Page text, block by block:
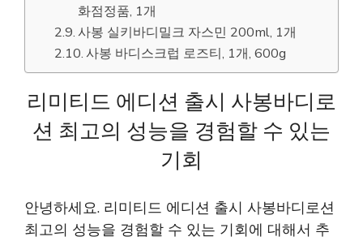
화점정품, 1개
사봉 실키바디밀크 자스민 200ml, 1개
사봉 바디스크럽 로즈티, 1개, 600g
리미티드 에디션 출시 사봉바디로
션 최고의 성능을 경험할 수 있는
기회
안녕하세요. 리미티드 에디션 출시 사봉바디로션
최고의 성능을 경험할 수 있는 기회에 대해서 추